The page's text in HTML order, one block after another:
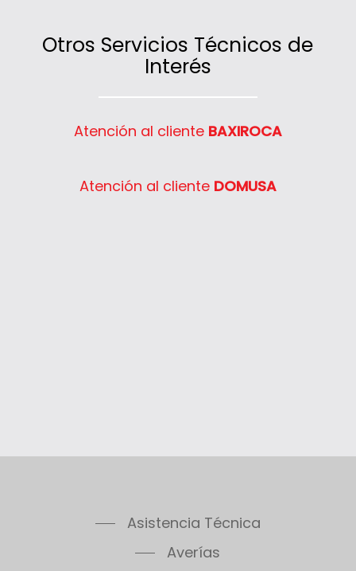
Otros Servicios Técnicos de
Interés
Atención al cliente BAXIROCA
Atención al cliente DOMUSA
Asistencia Técnica
Averías